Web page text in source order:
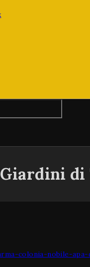
Giardini di